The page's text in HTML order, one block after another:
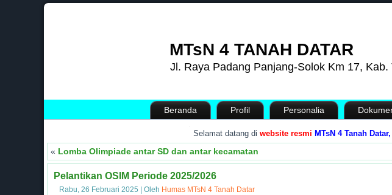
MTsN 4 TANAH DATAR
Jl. Raya Padang Panjang-Solok Km 17, Kab.
Beranda Profil Personalia
Selamat datang diwebsite resmi MTsN 4 Tanah Datar,
« Lomba Olimpiade antar SD dan antar kecamatan
Pelantikan OSIM Periode 2025/2026
Rabu, 26 Februari 2025 Oleh Humas MTsN 4 Tanah Datar